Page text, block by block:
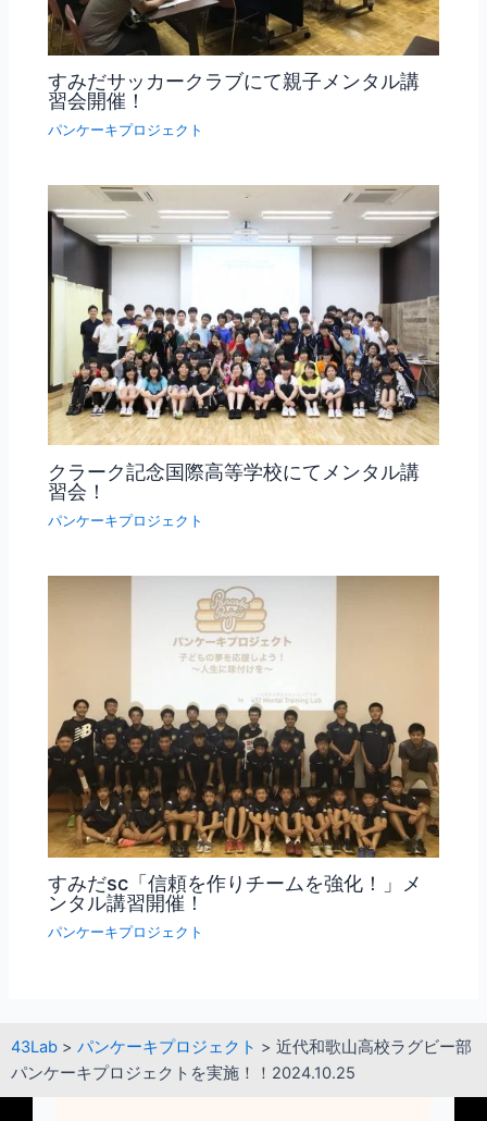
すみだサッカークラブにて親子メンタル講
習会開催！
パンケーキプロジェクト
クラーク記念国際高等学校にてメンタル講
習会！
パンケーキプロジェクト
すみだsc「信頼を作りチームを強化！」メ
ンタル講習開催！
パンケーキプロジェクト
43Lab > パンケーキプロジェクト > 近代和歌山高校ラグビー部
パンケーキプロジェクトを実施！！2024.10.25